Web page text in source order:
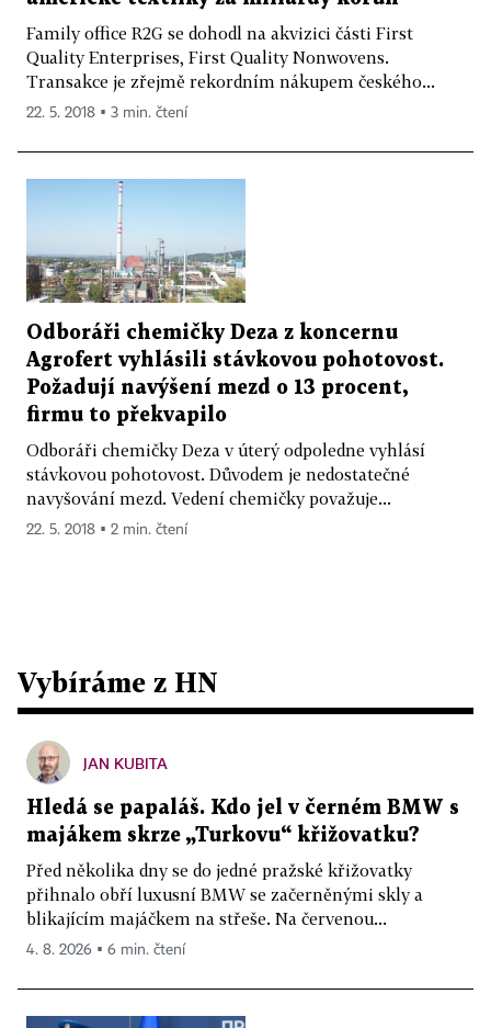
Family office R2G se dohodl na akvizici části First
Quality Enterprises, First Quality Nonwovens.
Transakce je zřejmě rekordním nákupem českého...
22. 5. 2018 ▪ 3 min. čtení
Odboráři chemičky Deza z koncernu
Agrofert vyhlásili stávkovou pohotovost.
Požadují navýšení mezd o 13 procent,
firmu to překvapilo
Odboráři chemičky Deza v úterý odpoledne vyhlásí
stávkovou pohotovost. Důvodem je nedostatečné
navyšování mezd. Vedení chemičky považuje...
22. 5. 2018 ▪ 2 min. čtení
Vybíráme z HN
JAN KUBITA
Hledá se papaláš. Kdo jel v černém BMW s
majákem skrze „Turkovu“ křižovatku?
Před několika dny se do jedné pražské křižovatky
přihnalo obří luxusní BMW se začerněnými skly a
blikajícím majáčkem na střeše. Na červenou...
4. 8. 2026 ▪ 6 min. čtení